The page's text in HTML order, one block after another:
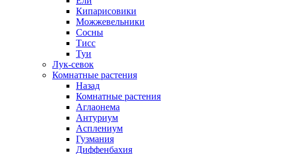
Кипарисовики
Можжевельники
Сосны
Тисс
Туи
Лук-севок
Комнатные растения
Назад
Комнатные растения
Аглаонема
Антуриум
Асплениум
Гузмания
Диффенбахия